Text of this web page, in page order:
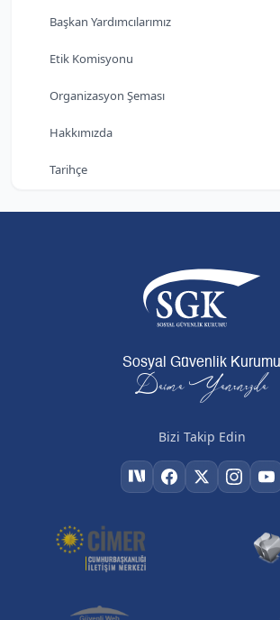
Başkan Yardımcılarımız
Etik Komisyonu
Organizasyon Şeması
Hakkımızda
Tarihçe
Sosyal Güvenlik Kurumu
Daima Yanınızda
Bizi Takip Edin